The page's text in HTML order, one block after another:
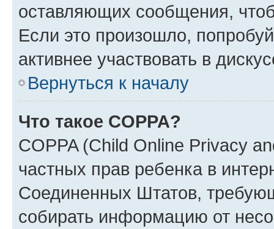
оставляющих сообщения,
Если это произошло,
активнее участвовать в
Вернуться к началу
Что такое COPPA?
COPPA (Child Online Privacy
частных прав ребенка в
Соединенных Штатов,
собирать информацию от